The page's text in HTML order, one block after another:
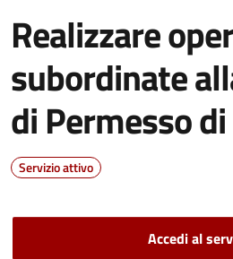
Realizzare
subordinate
di Permesso
Servizio attivo
Accedi al